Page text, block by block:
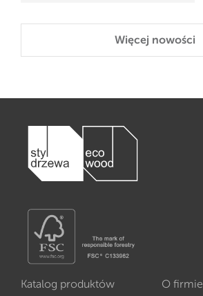
Więcej nowości
Katalog produktów
O firmie